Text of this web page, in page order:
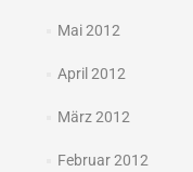
Mai 2012
April 2012
März 2012
Februar 2012